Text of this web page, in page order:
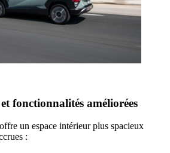
fonctionnalités améliorées
un espace intérieur plus spacieux
: